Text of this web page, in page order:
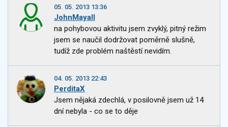
05. 05. 2013 13:36
JohnMayall
na pohybovou aktivitu jsem zvyklý, pitný režim
jsem se naučil dodržovat poměrně slušně,
tudíž zde problém naštěstí nevidím.
04. 05. 2013 22:43
PerditaX
Jsem nějaká zdechlá, v posilovně jsem už 14
dní nebyla - co se to děje